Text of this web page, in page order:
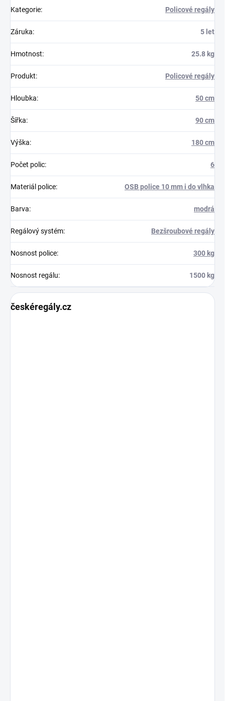
Kategorie: Policové regály
Záruka: 5 let
Hmotnost: 25.8 kg
Produkt: Policové regály
Hloubka: 50 cm
Šířka: 90 cm
Výška: 180 cm
Počet polic: 6
Materiál police: OSB police 10 mm i do vlhka
Barva: modrá
Regálový systém: Bezšroubové regály
Nosnost police: 300 kg
Nosnost regálu: 1500 kg
českéregály.cz